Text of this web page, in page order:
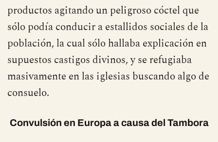
Los comerciantes, en previsión de malas
cosechas, subieron los precios de los
productos agitando un peligroso cóctel que
sólo podía conducir a estallidos sociales de la
población, la cual sólo hallaba explicación en
supuestos castigos divinos, y se refugiaba
consuelo.